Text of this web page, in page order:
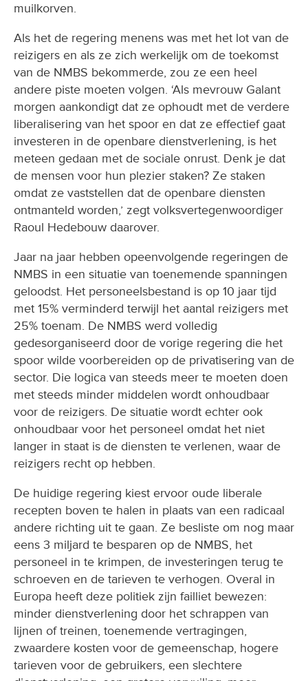
muilkorven.
Als het de regering menens was met het lot van de
reizigers en als ze zich werkelijk om de toekomst
van de NMBS bekommerde, zou ze een heel
andere piste moeten volgen. ‘Als mevrouw Galant
morgen aankondigt dat ze ophoudt met de verdere
liberalisering van het spoor en dat ze effectief gaat
investeren in de openbare dienstverlening, is het
meteen gedaan met de sociale onrust. Denk je dat
de mensen voor hun plezier staken? Ze staken
omdat ze vaststellen dat de openbare diensten
ontmanteld worden,’ zegt volksvertegenwoordiger
Raoul Hedebouw daarover.
Jaar na jaar hebben opeenvolgende regeringen de
NMBS in een situatie van toenemende spanningen
geloodst. Het personeelsbestand is op 10 jaar tijd
met 15% verminderd terwijl het aantal reizigers met
25% toenam. De NMBS werd volledig
gedesorganiseerd door de vorige regering die het
spoor wilde voorbereiden op de privatisering van de
sector. Die logica van steeds meer te moeten doen
met steeds minder middelen wordt onhoudbaar
voor de reizigers. De situatie wordt echter ook
onhoudbaar voor het personeel omdat het niet
langer in staat is de diensten te verlenen, waar de
reizigers recht op hebben.
De huidige regering kiest ervoor oude liberale
recepten boven te halen in plaats van een radicaal
andere richting uit te gaan. Ze besliste om nog maar
eens 3 miljard te besparen op de NMBS, het
personeel in te krimpen, de investeringen terug te
schroeven en de tarieven te verhogen. Overal in
Europa heeft deze politiek zijn failliet bewezen:
minder dienstverlening door het schrappen van
lijnen of treinen, toenemende vertragingen,
zwaardere kosten voor de gemeenschap, hogere
tarieven voor de gebruikers, een slechtere